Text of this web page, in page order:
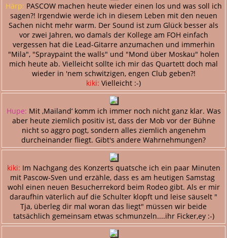
Härp: PASCOW machen heute wieder einen los und was soll ich
sagen?! Irgendwie werde ich in diesem Leben mit den neuen
Sachen nicht mehr warm. Der Sound ist zum Glück besser als
vor zwei Jahren, wo damals der Kollege am FOH einfach
vergessen hat die Lead-Gitarre anzumachen und immerhin
"Mila", "Spraypaint the walls" und "Mond über Moskau" holen
mich heute ab. Vielleicht sollte ich mir das Quartett doch mal
wieder in 'nem schwitzigen, engen Club geben?!
kiki: Vielleicht :-)
Hupe: Mit ‚Mailand‘ komm ich immer noch nicht ganz klar. Was
aber heute ziemlich positiv ist, dass der Mob vor der Bühne
nicht so aggro pogt, sondern alles ziemlich angenehm
durcheinander fliegt. Gibt's andere Wahrnehmungen?
kiki: Im Nachgang des Konzerts quatsche ich ein paar Minuten
mit Pascow-Sven und erzähle, dass es am heutigen Samstag
wohl einen neuen Besucherrekord beim Rodeo gibt. Als er mir
daraufhin väterlich auf die Schulter klopft und leise säuselt "
Tja, überleg dir mal woran das liegt" müssen wir beide
tatsächlich gemeinsam etwas schmunzeln....ihr Ficker,ey :-)